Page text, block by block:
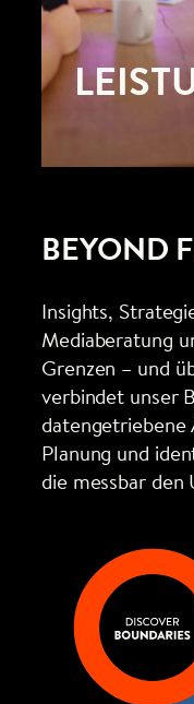
BEYOND
Insights,
Mediaberatung
Grenzen – und
verbindet unser
Planung und
die messbar